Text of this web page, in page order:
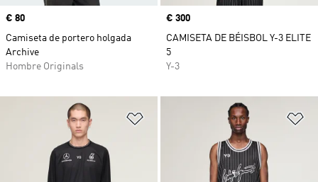
Precio
€ 80
Camiseta de portero holgada
Archive
Hombre Originals
Precio
€ 300
CAMISETA DE BÉISBOL Y-3 ELITE
5
Y-3
Añadir a la lista de deseos